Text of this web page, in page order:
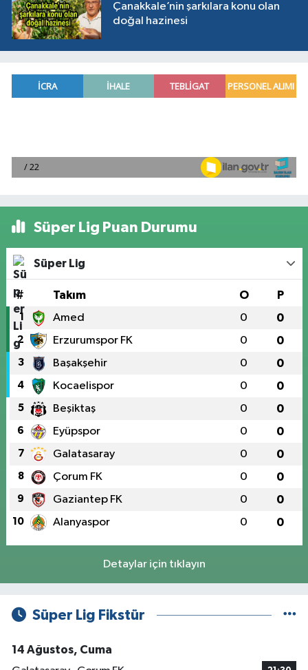
Çanakkale’nin şarkılara konu olan
doğal hazinesi
Süper Lig Puan Durumu
Süper Lig
# Takım O P
1 Amed 0 0
2 Erzurumspor FK 0 0
3 Başakşehir 0 0
4 Kocaelispor 0 0
5 Beşiktaş 0 0
6 Eyüpspor 0 0
7 Galatasaray 0 0
8 Çorum FK 0 0
9 Gaziantep FK 0 0
10 Alanyaspor 0 0
Detaylar için tıklayın
Süper Lig Fikstür
14 Ağustos, Cuma